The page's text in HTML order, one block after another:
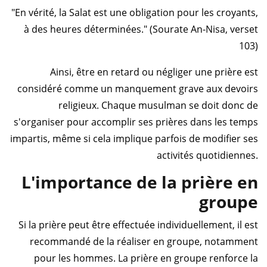
"En vérité, la Salat est une obligation pour les croyants,
à des heures déterminées." (Sourate An-Nisa, verset
103)
Ainsi, être en retard ou négliger une prière est
considéré comme un manquement grave aux devoirs
religieux. Chaque musulman se doit donc de
s'organiser pour accomplir ses prières dans les temps
impartis, même si cela implique parfois de modifier ses
activités quotidiennes.
L'importance de la prière en
groupe
Si la prière peut être effectuée individuellement, il est
recommandé de la réaliser en groupe, notamment
pour les hommes. La prière en groupe renforce la